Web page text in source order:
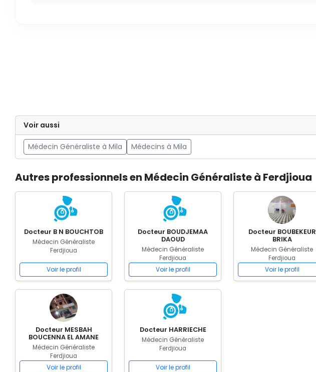
Voir aussi
Médecin Généraliste à Mila Médecins à Mila
Autres professionnels en Médecin Généraliste à Ferdjioua
Docteur B N BOUCHTOB
Médecin Généraliste
Ferdjioua
Voir le profil
Docteur BOUDJEMAA
DAOUD
Médecin Généraliste
Ferdjioua
Voir le profil
Docteur BOUBEKEUR
BRIKA
Médecin Généraliste
Ferdjioua
Voir le profil
Docteur MESBAH
BOUCENNA EL AMANE
Médecin Généraliste
Ferdjioua
Voir le profil
Docteur HARRIECHE
Médecin Généraliste
Ferdjioua
Voir le profil